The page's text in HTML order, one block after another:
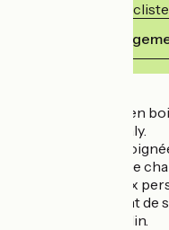
accueillir des
Voir ses
Charmant chalet en
des Lodges de Praly.
Une décoration
dans une ambiance
est idéal pour deux
Profitez également
son petit coin jardin.